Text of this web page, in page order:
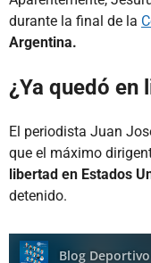
durante la final de la
Argentina.
¿Ya quedó en
El periodista Juan
que el máximo
libertad en Estados
detenido.